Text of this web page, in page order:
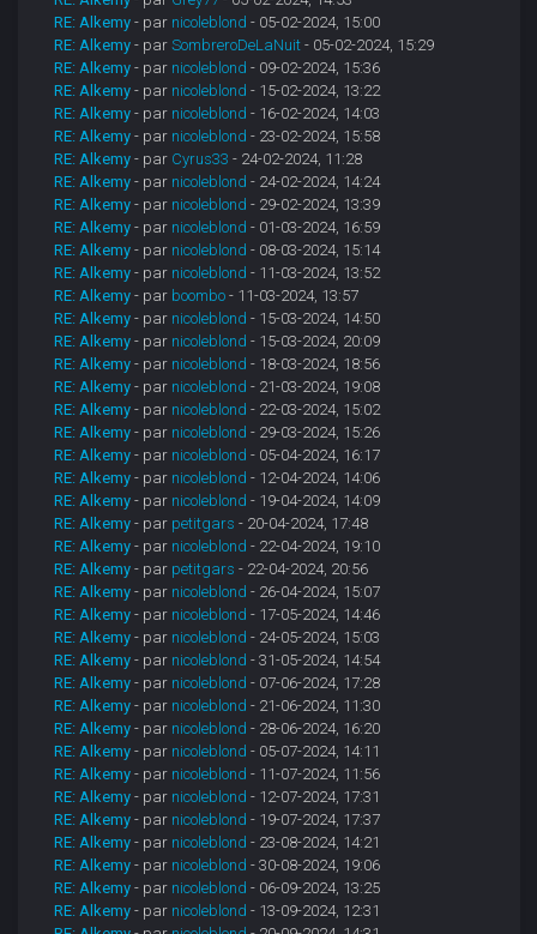
RE: Alkemy - par nicoleblond - 05-02-2024, 15:00
RE: Alkemy - parSombreroDeLaNuit - 05-02-2024, 15:29
RE: Alkemy - par nicoleblond - 09-02-2024, 15:36
RE: Alkemy - par nicoleblond - 15-02-2024, 13:22
RE: Alkemy - par nicoleblond - 16-02-2024, 14:03
RE: Alkemy - par nicoleblond - 23-02-2024, 15:58
RE: Alkemy - par Cyrus33 - 24-02-2024, 11:28
RE: Alkemy - par nicoleblond - 24-02-2024, 14:24
RE: Alkemy - par nicoleblond - 29-02-2024, 13:39
RE: Alkemy - par nicoleblond - 01-03-2024, 16:59
RE: Alkemy - par nicoleblond - 08-03-2024, 15:14
RE: Alkemy - par nicoleblond - 11-03-2024, 13:52
RE: Alkemy - par boombo - 11-03-2024, 13:57
RE: Alkemy - par nicoleblond - 15-03-2024, 14:50
RE: Alkemy - par nicoleblond - 15-03-2024, 20:09
RE: Alkemy - par nicoleblond - 18-03-2024, 18:56
RE: Alkemy - par nicoleblond - 21-03-2024, 19:08
RE: Alkemy - par nicoleblond - 22-03-2024, 15:02
RE: Alkemy - par nicoleblond - 29-03-2024, 15:26
RE: Alkemy - par nicoleblond - 05-04-2024, 16:17
RE: Alkemy - par nicoleblond - 12-04-2024, 14:06
RE: Alkemy - par nicoleblond - 19-04-2024, 14:09
RE: Alkemy - par petitgars - 20-04-2024, 17:48
RE: Alkemy - par nicoleblond - 22-04-2024, 19:10
RE: Alkemy - par petitgars - 22-04-2024, 20:56
RE: Alkemy - par nicoleblond - 26-04-2024, 15:07
RE: Alkemy - par nicoleblond - 17-05-2024, 14:46
RE: Alkemy - par nicoleblond - 24-05-2024, 15:03
RE: Alkemy - par nicoleblond - 31-05-2024, 14:54
RE: Alkemy - par nicoleblond - 07-06-2024, 17:28
RE: Alkemy - par nicoleblond - 21-06-2024, 11:30
RE: Alkemy - par nicoleblond - 28-06-2024, 16:20
RE: Alkemy - par nicoleblond - 05-07-2024, 14:11
RE: Alkemy - par nicoleblond - 11-07-2024, 11:56
RE: Alkemy - par nicoleblond - 12-07-2024, 17:31
RE: Alkemy - par nicoleblond - 19-07-2024, 17:37
RE: Alkemy - par nicoleblond - 23-08-2024, 14:21
RE: Alkemy - par nicoleblond - 30-08-2024, 19:06
RE: Alkemy - par nicoleblond - 06-09-2024, 13:25
RE: Alkemy - par nicoleblond - 13-09-2024, 12:31